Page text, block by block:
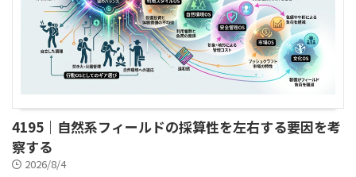
4195｜自然系フィールドの採算性を左右する要因を考
察する
2026/8/4